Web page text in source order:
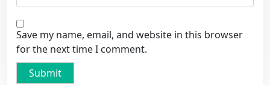
Save my name, email, and website in this browser
for the next time I comment.